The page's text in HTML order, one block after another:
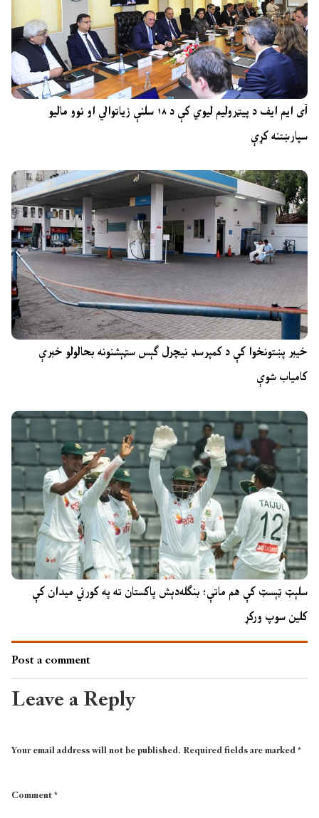
آی ایم ایف د پیټرولیم لیوي کې د ۱۸ سلنې زیاتوالي او نوو مالیو
سپارښتنه کړې
خیبر پښتونخوا کې د کمپرسډ نیچرل ګېس سټېشنونه بحالولو خبرې
کامیاب شوې
سلېټ ټېسټ کې هم ماتې؛ بنګله‌دېش پاکستان ته په کورني میدان کې
کلین سوپ ورکړ
Post a comment
Leave a Reply
Your email address will not be published.Required fields are marked*
Comment*